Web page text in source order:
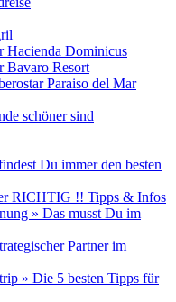
Hacienda Dominicus
Bavaro Resort
Paraiso del Mar
schöner sind
Du immer den besten
RICHTIG !! Tipps & Infos
» Das musst Du im
Partner im
» Die 5 besten Tipps für